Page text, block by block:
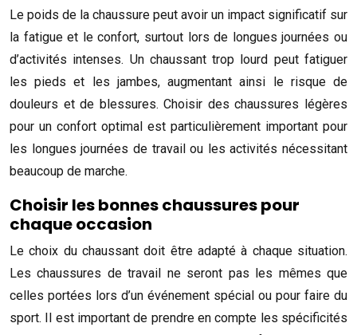
Le poids de la chaussure peut avoir un impact significatif sur
la fatigue et le confort, surtout lors de longues journées ou
d’activités intenses. Un chaussant trop lourd peut fatiguer
les pieds et les jambes, augmentant ainsi le risque de
douleurs et de blessures. Choisir des chaussures légères
pour un confort optimal est particulièrement important pour
les longues journées de travail ou les activités nécessitant
beaucoup de marche.
Choisir les bonnes chaussures pour
chaque occasion
Le choix du chaussant doit être adapté à chaque situation.
Les chaussures de travail ne seront pas les mêmes que
celles portées lors d’un événement spécial ou pour faire du
sport. Il est important de prendre en compte les spécificités